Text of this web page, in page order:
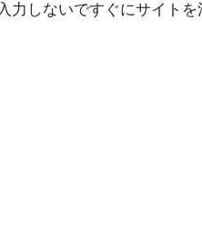
力しないですぐにサイト